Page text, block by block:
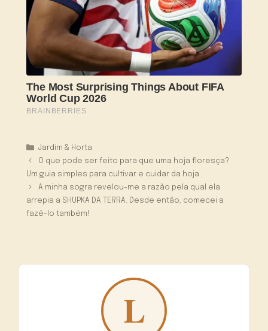
Categorias
Jardim & Horta
O que pode ser feito para que uma hoja floresça?
Um guia simples para cultivar e cuidar da hoja
A minha sogra revelou-me a razão pela qual ela
arrepia a SHUPKA DA TERRA. Desde então, comecei a
fazê-lo também!